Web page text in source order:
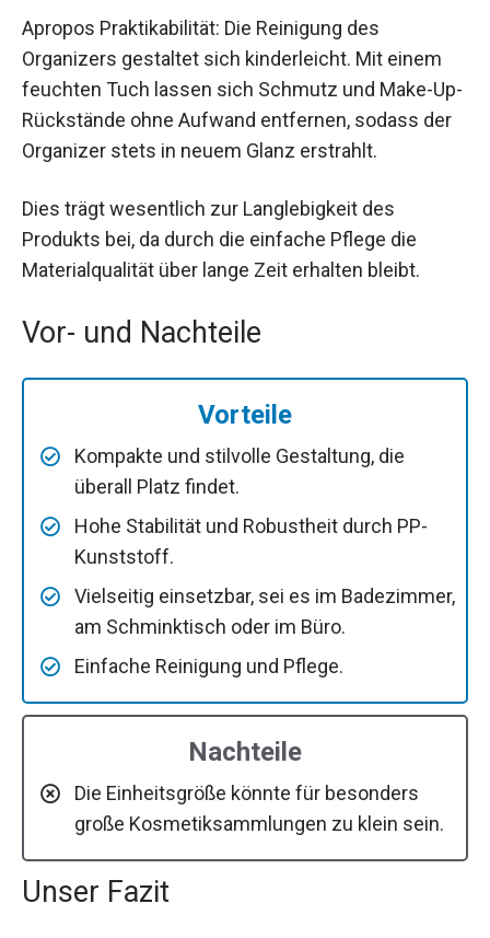
Apropos Praktikabilität: Die Reinigung des
Organizers gestaltet sich kinderleicht. Mit einem
feuchten Tuch lassen sich Schmutz und Make-Up-
Rückstände ohne Aufwand entfernen, sodass der
Organizer stets in neuem Glanz erstrahlt.
Dies trägt wesentlich zur Langlebigkeit des
Produkts bei, da durch die einfache Pflege die
Materialqualität über lange Zeit erhalten bleibt.
Vor- und Nachteile
Vorteile
Kompakte und stilvolle Gestaltung, die
überall Platz findet.
Hohe Stabilität und Robustheit durch PP-
Kunststoff.
Vielseitig einsetzbar, sei es im Badezimmer,
am Schminktisch oder im Büro.
Einfache Reinigung und Pflege.
Nachteile
Die Einheitsgröße könnte für besonders
große Kosmetiksammlungen zu klein sein.
Unser Fazit